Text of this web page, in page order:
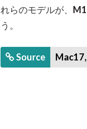
れらのモデルが、
う。
Source